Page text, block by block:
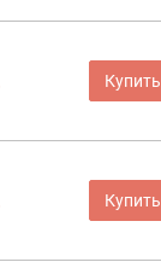
Купить
Купить